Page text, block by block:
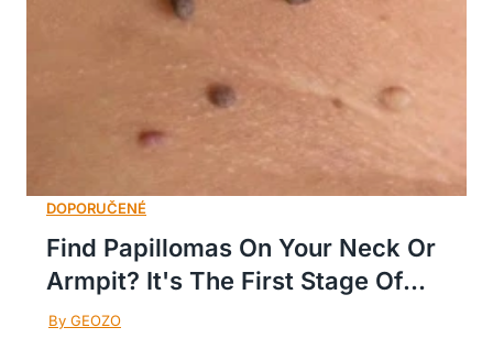
Find Papillomas On Your Neck Or
Armpit? It's The First Stage Of...